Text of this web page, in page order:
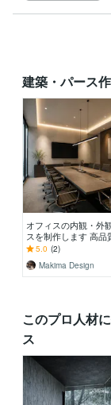
建築・パース
オフィスの内観・外
スを制作します 高品
スで、オフィスの完
可視化
5.0 (2)
Makima Design
このプロ人材
ス